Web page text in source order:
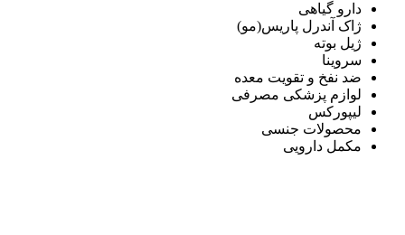
دارو گیاهی
ژاک آندرل پاریس(مو)
ژیل بوته
سروینا
ضد نفخ و تقویت معده
لوازم پزشکی مصرفی
لیپورکس
محصولات جنسی
مکمل دارویی